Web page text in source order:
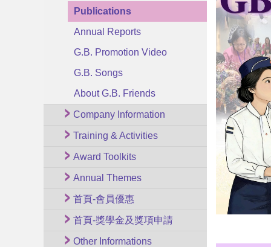
Publications
Annual Reports
G.B. Promotion Video
G.B. Songs
About G.B. Friends
Company Information
Training & Activities
Award Toolkits
Annual Themes
首頁-會員優惠
首頁-獎學金及獎項申請
Other Informations